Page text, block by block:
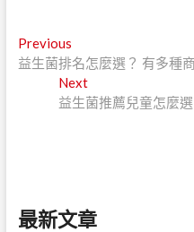
文
章
PreviousPrevious
post:
益生菌排名怎麼選？ 有多種
NextNext
post:
益生菌推薦兒童怎麼
最新文章